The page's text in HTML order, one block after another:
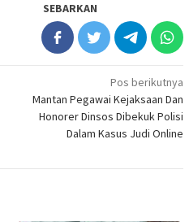
SEBARKAN
Pos berikutnya
Mantan Pegawai Kejaksaan Dan
Honorer Dinsos Dibekuk Polisi
Dalam Kasus Judi Online